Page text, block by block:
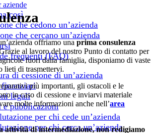
aziende
così
che cedono un’azienda
che cercano un’azienda
frequenti (FAQ)
di cessione di un’azienda
legali
pubblicazioni
per chi cede un’azienda
per chi cerca un’azienda
offriamo unaprima consulenza
al lavoro del nostro Punto di contatto per
fuori dalla famiglia, disponiamo di vaste
lieti di trasmettervi.
più importanti, gli ostacoli e le
in caso di cessione e inviarvi materiale
molte informazioni anche nell’area
attività di intermediazione, non redigiamo